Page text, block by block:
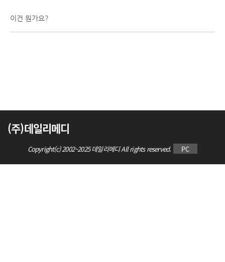
이건 뭔가요?
(주)데일리메디
Copyright(c) 2002~2025 데일리메디 All rights reserved. PC